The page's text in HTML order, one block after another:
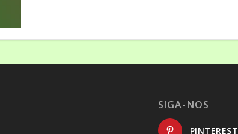
SIGA-NOS
PINTEREST